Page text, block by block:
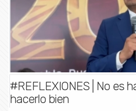
#REFLEXIONES | No es
hacerlo bien